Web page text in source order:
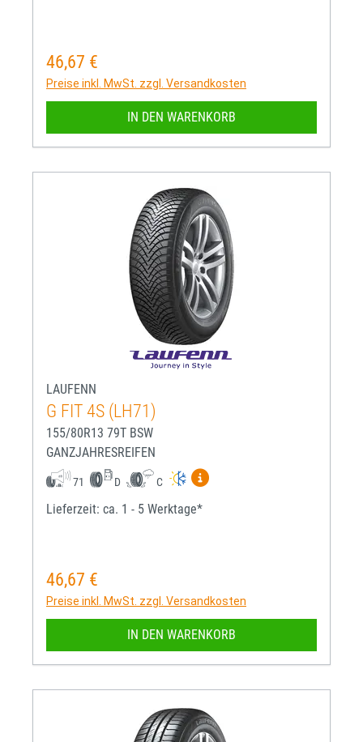
Regulärer Preis:
46,67 €
Preise inkl. MwSt. zzgl. Versandkosten
IN DEN WARENKORB
LAUFENN
G FIT 4S (LH71)
155/80R13 79T BSW
GANZJAHRESREIFEN
71 D C
Mehr Informationen zum
Lieferzeit: ca. 1 - 5 Werktage*
Regulärer Preis:
46,67 €
Preise inkl. MwSt. zzgl. Versandkosten
IN DEN WARENKORB